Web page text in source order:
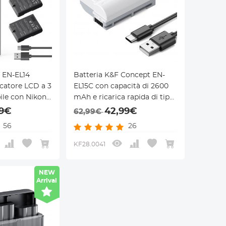
EL14
LCD a 3
con Nikon
D5200
P7000
P7800
56
Batteria K&F Concept EN-
EL15C con capacità di 2600
mAh e ricarica rapida di tipo
C per fotocamere Nikon Z8,
D810, D810A, D780, D750,
D610, D500, D7500, D7200
62,99€42,99€
26
KF28.0041
NEW
Arrival